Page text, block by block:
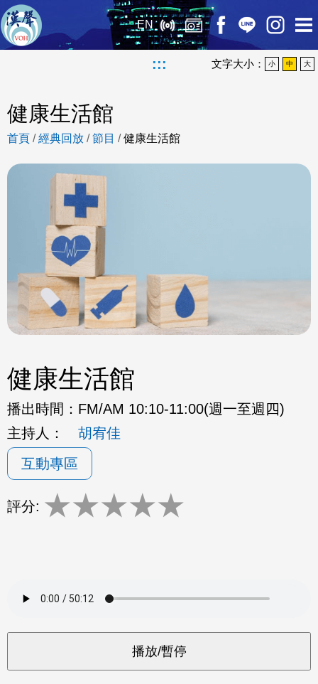
EN
::: 文字大小： 小 中 大
健康生活館
首頁 /經典回放 /節目 /健康生活館
健康生活館
播出時間： FM/AM 10:10-11:00(週一至週四)
主持人：
胡宥佳
互動專區
評分: ★★★★★